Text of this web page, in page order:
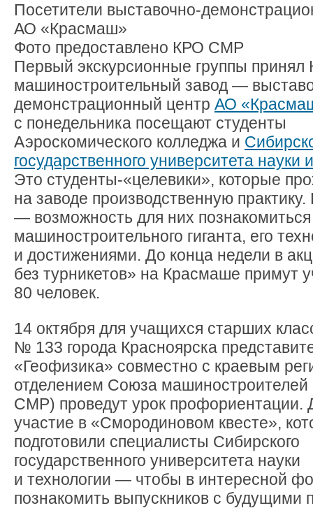
Посетители выставочно-
АО «Красмаш»
Фото предоставлено КРО СМР
Первый экскурсионные группы принял
машиностроительный завод —
демонстрационный центр АО «
с понедельника посещают студенты
Аэроскомического колледжа и
государственного университета науки
Это студенты-«целевики», которые
на заводе производственную
— возможность для них
машиностроительного гиганта, его
и достижениями. До конца недели в
без турникетов» на Красмаше примут
80 человек.
14 октября для учащихся старших
№ 133 города Красноярска
«Геофизика» совместно с краевым
отделением Союза
СМР) проведут урок профориентации.
участие в «Смородиновом квесте»,
подготовили специалисты Сибирского
государственного университета науки
и технологии — чтобы в интересной
познакомить выпускников с будущими